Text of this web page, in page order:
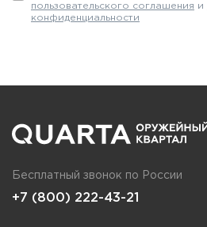
пользовательского соглашения и
конфиденциальности
Бесплатный звонок по России
+7 (800) 222-43-21